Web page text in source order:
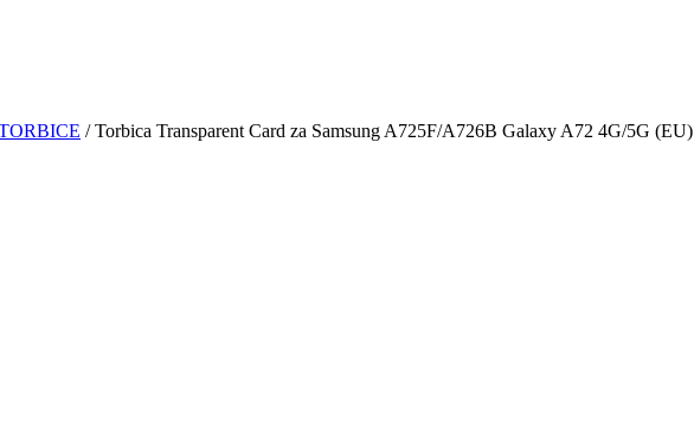
/ Torbica Transparent Card za Samsung A725F/A726B Galaxy A72 4G/5G (EU)